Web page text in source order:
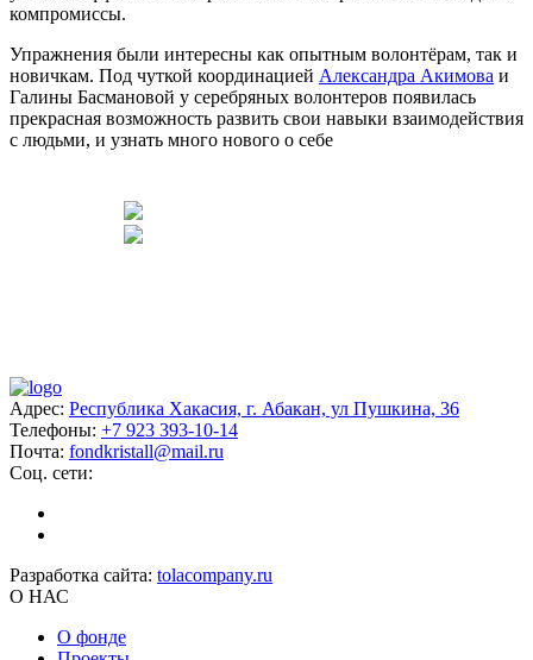
компромиссы.
Упражнения были интересны как опытным волонтёрам, так и
новичкам. Под чуткой координацией Александра Акимова и
Галины Басмановой у серебряных волонтеров появилась
прекрасная возможность развить свои навыки взаимодействия
с людьми, и узнать много нового о себе
Адрес: Республика Хакасия, г. Абакан, ул Пушкина, 36
Телефоны: +7 923 393-10-14
Почта: fondkristall@mail.ru
Соц. сети:
Разработка сайта: tolacompany.ru
О НАС
О фонде